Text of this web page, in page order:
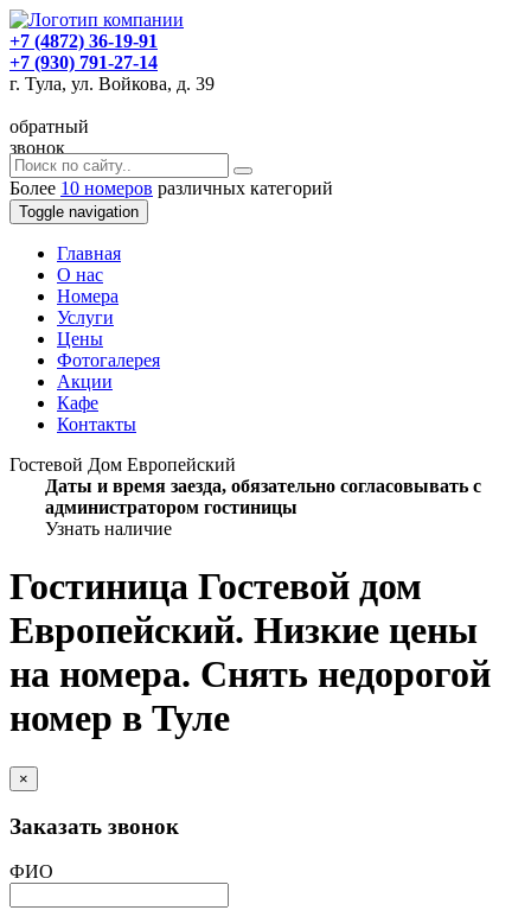
+7 (4872) 36-19-91
+7 (930) 791-27-14
г. Тула, ул. Войкова, д. 39
обратный
звонок
Более 10 номеров различных категорий
Toggle navigation
Главная
O нас
Номера
Услуги
Цены
Фотогалерея
Акции
Кафе
Контакты
Гостевой Дом Европейский
Даты и время заезда, обязательно согласовывать с
администратором гостиницы
Узнать наличие
Гостиница Гостевой дом
Европейский. Низкие цены
на номера. Снять недорогой
номер в Туле
×
Заказать звонок
ФИО